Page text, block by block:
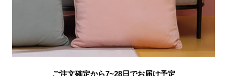
ご注文確定から7~28日でお届け予定